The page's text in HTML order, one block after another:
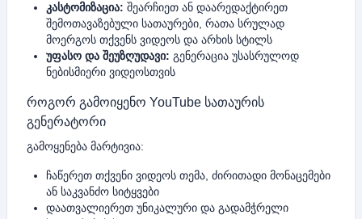
კასტომიზაცია: შეარჩიეთ ან დაარედაქტირეთ
შემოთავაზებული სათაურები, რათა სრულად
მოერგოს თქვენს ვიდეოს და არხის სტილს
უფასო და შეუზღუდავი: გენერაცია უსასრულოდ
ნებისმიერი ვიდეოსთვის
როგორ გამოიყენო YouTube სათაურის
გენერატორი
გამოყენება მარტივია:
ჩაწერეთ თქვენი ვიდეოს თემა, ძირითადი მონაცემები
ან საკვანძო სიტყვები
დაათვალიერეთ უნიკალური და გადამჭრელი